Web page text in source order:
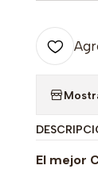
El mejor